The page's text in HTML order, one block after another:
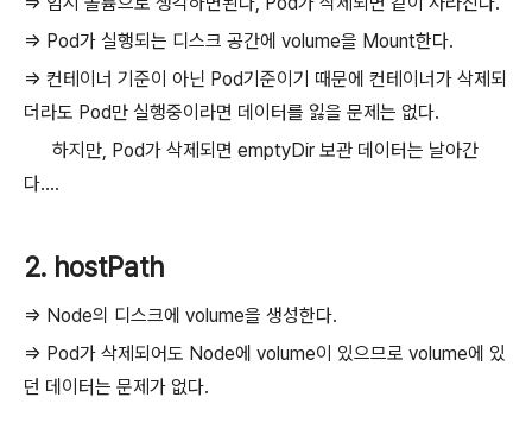
=> Pod가 실행되는 디스크 공간에 volume을 Mount한다.
=> 컨테이너 기준이 아닌 Pod기준이기 때문에 컨테이너가 삭제되
더라도 Pod만 실행중이라면 데이터를 잃을 문제는 없다.
하지만, Pod가 삭제되면 emptyDir 보관 데이터는 날아간
다....
2. hostPath
=> Node의 디스크에 volume을 생성한다.
=> Pod가 삭제되어도 Node에 volume이 있으므로 volume에 있
던 데이터는 문제가 없다.